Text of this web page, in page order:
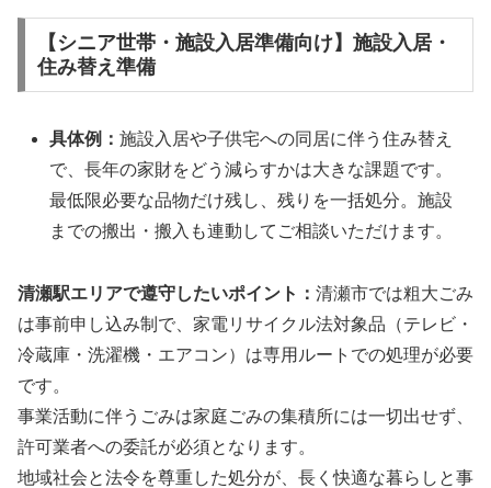
【シニア世帯・施設入居準備向け】施設入居・
住み替え準備
具体例：施設入居や子供宅への同居に伴う住み替え
で、長年の家財をどう減らすかは大きな課題です。
最低限必要な品物だけ残し、残りを一括処分。施設
までの搬出・搬入も連動してご相談いただけます。
清瀬駅エリアで遵守したいポイント： 清瀬市では粗大ごみ
は事前申し込み制で、家電リサイクル法対象品（テレビ・
冷蔵庫・洗濯機・エアコン）は専用ルートでの処理が必要
です。
事業活動に伴うごみは家庭ごみの集積所には一切出せず、
許可業者への委託が必須となります。
地域社会と法令を尊重した処分が、長く快適な暮らしと事